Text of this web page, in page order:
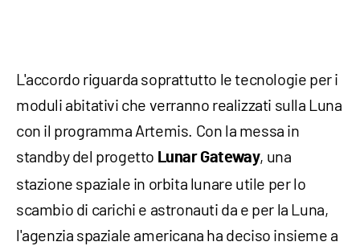
L'accordo riguarda soprattutto le tecnologie per i
moduli abitativi che verranno realizzati sulla Luna
con il programma Artemis. Con la messa in
standby del progetto Lunar Gateway, una
stazione spaziale in orbita lunare utile per lo
scambio di carichi e astronauti da e per la Luna,
l'agenzia spaziale americana ha deciso insieme a